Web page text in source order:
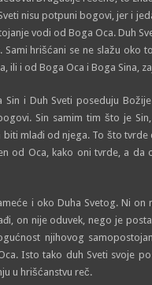
nisu potpuni bogovi, jer i
vodi od Boga Oca. Duh
hrišćani se ne slažu oko
ili i od Boga Oca i Boga Sina,
Sin i Duh Sveti poseduju
Sin samim tim što je
mlađi od njega. To što tvrde
od Oca, kako oni tvrde, a
i oko Duha Svetog. Ni
on nije oduvek, nego je
njihovog
Isto tako duh Sveti svoje
u hrišćanstvu reč.